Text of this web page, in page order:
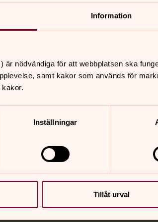
Information
är nödvändiga för att webbplatsen ska
samt kakor som används för
Inställningar
Tillåt urval
273 mellan den 25
och godis från Sverige. Dessutom
populära smörgåstårtor. Beställ gärna
Laufenstrasse)
eller 10 och 11 till